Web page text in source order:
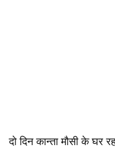
दो दिन कान्ता मौसी के घर